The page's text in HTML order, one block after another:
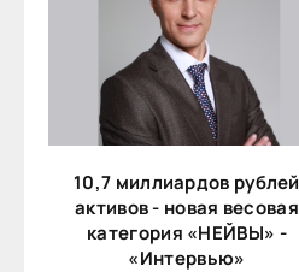
10,7 миллиардов рублей
активов - новая весовая
категория «НЕЙВЫ» -
«Интервью»